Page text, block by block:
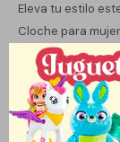
Eleva tu estilo
Cloche para
toque clásico,
también aporta
tipo cloche se
realzando tu